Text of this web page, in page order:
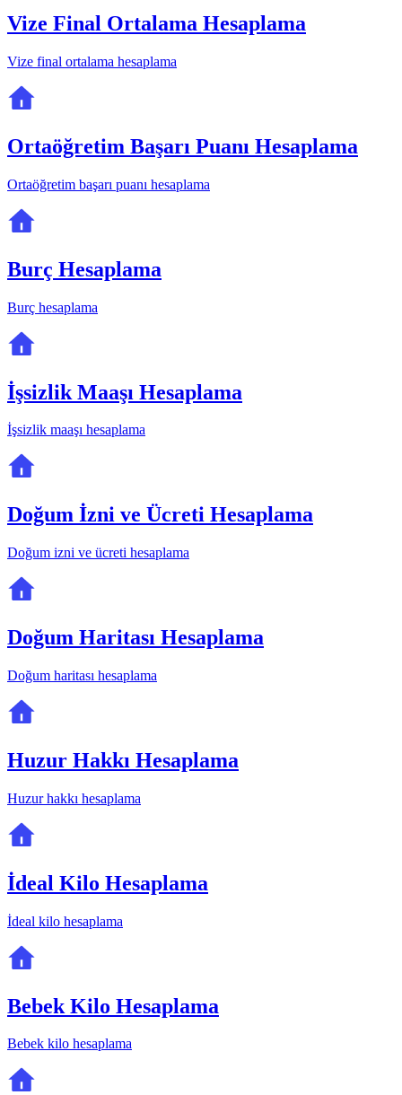
Vize Final Ortalama Hesaplama
Vize final ortalama hesaplama
Ortaöğretim Başarı Puanı Hesaplama
Ortaöğretim başarı puanı hesaplama
Burç Hesaplama
Burç hesaplama
İşsizlik Maaşı Hesaplama
İşsizlik maaşı hesaplama
Doğum İzni ve Ücreti Hesaplama
Doğum izni ve ücreti hesaplama
Doğum Haritası Hesaplama
Doğum haritası hesaplama
Huzur Hakkı Hesaplama
Huzur hakkı hesaplama
İdeal Kilo Hesaplama
İdeal kilo hesaplama
Bebek Kilo Hesaplama
Bebek kilo hesaplama